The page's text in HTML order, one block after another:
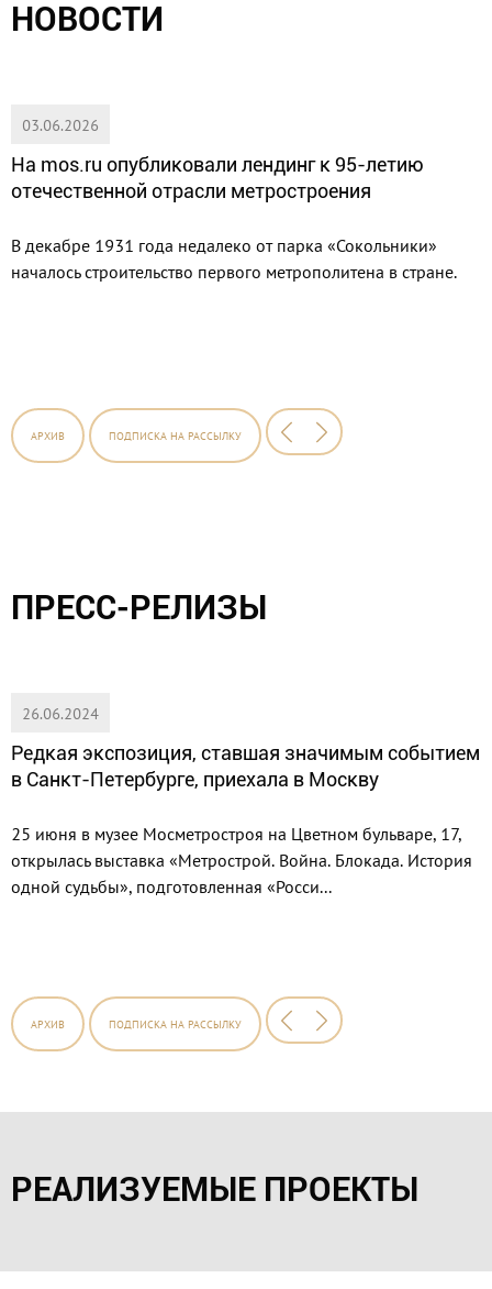
НОВОСТИ
03.06.2026
На mos.ru опубликовали лендинг к 95-летию
отечественной отрасли метростроения
В декабре 1931 года недалеко от парка «Сокольники»
началось строительство первого метрополитена в стране.
АРХИВ ПОДПИСКА НА РАССЫЛКУ
ПРЕСС-РЕЛИЗЫ
26.06.2024
Редкая экспозиция, ставшая значимым событием
в Санкт-Петербурге, приехала в Москву
25 июня в музее Мосметростроя на Цветном бульваре, 17,
открылась выставка «Метрострой. Война. Блокада. История
одной судьбы», подготовленная «Росси...
АРХИВ ПОДПИСКА НА РАССЫЛКУ
РЕАЛИЗУЕМЫЕ ПРОЕКТЫ